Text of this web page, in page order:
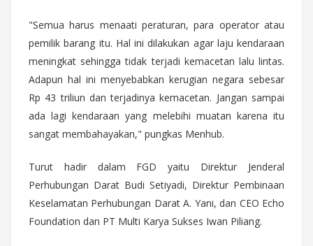
"Semua harus menaati peraturan, para operator atau
pemilik barang itu. Hal ini dilakukan agar laju kendaraan
meningkat sehingga tidak terjadi kemacetan lalu lintas.
Adapun hal ini menyebabkan kerugian negara sebesar
Rp 43 triliun dan terjadinya kemacetan. Jangan sampai
ada lagi kendaraan yang melebihi muatan karena itu
sangat membahayakan," pungkas Menhub.
Turut hadir dalam FGD yaitu Direktur Jenderal
Perhubungan Darat Budi Setiyadi, Direktur Pembinaan
Keselamatan Perhubungan Darat A. Yani, dan CEO Echo
Foundation dan PT Multi Karya Sukses Iwan Piliang.